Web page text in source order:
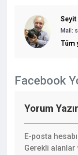
Seyit
Mail:
Tüm
Facebook
Yorum
E-posta
Gerekli alanlar